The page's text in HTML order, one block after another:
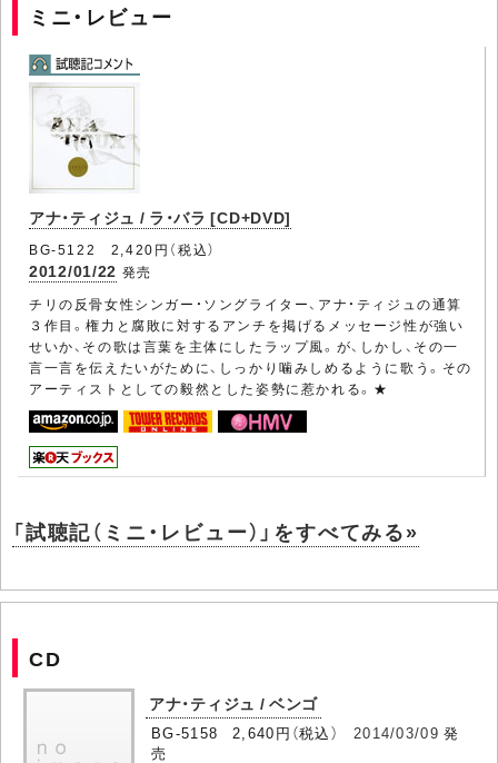
ミニ・レビュー
アナ・ティジュ / ラ・バラ [CD+DVD]
BG-5122 2,420円（税込）
2012/01/22 発売
チリの反骨女性シンガー・ソングライター、アナ・ティジュの通算
３作目。権力と腐敗に対するアンチを掲げるメッセージ性が強い
せいか、その歌は言葉を主体にしたラップ風。が、しかし、その一
言一言を伝えたいがために、しっかり噛みしめるように歌う。その
アーティストとしての毅然とした姿勢に惹かれる。★
「試聴記（ミニ・レビュー）」をすべてみる»
CD
アナ・ティジュ / ベンゴ
BG-5158 2,640円（税込） 2014/03/09 発
売